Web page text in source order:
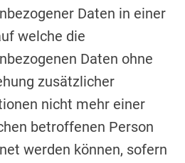
Daten in einer
welche die
Daten ohne
zusätzlicher
nicht mehr einer
betroffenen Person
werden können, sofern